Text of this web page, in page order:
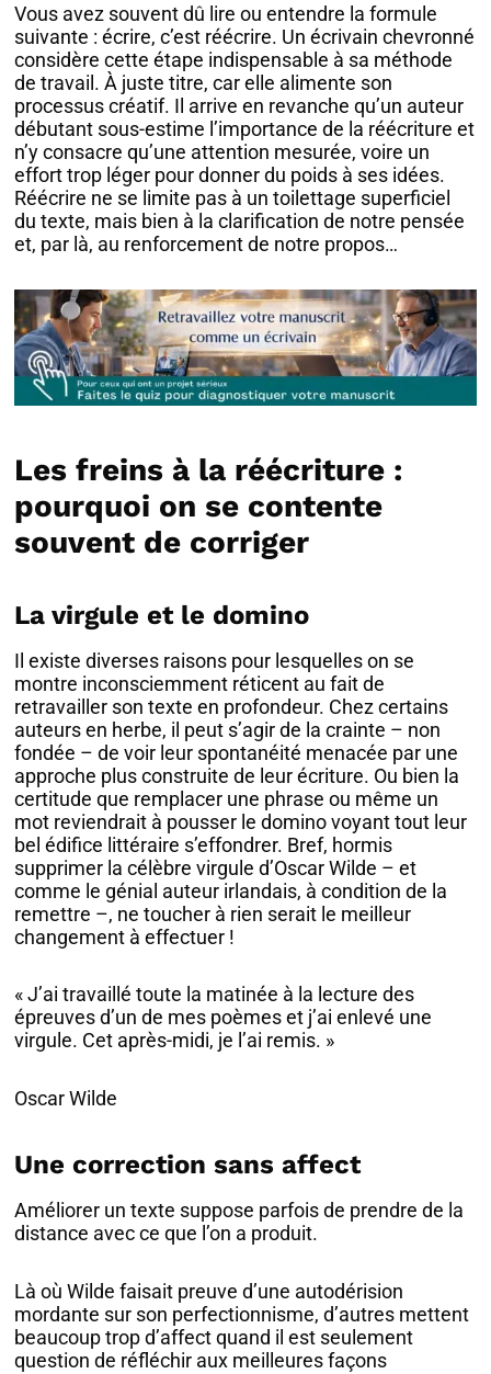
Vous avez souvent dû lire ou entendre la formule
suivante : écrire, c’est réécrire. Un écrivain chevronné
considère cette étape indispensable à sa méthode
de travail. À juste titre, car elle alimente son
processus créatif. Il arrive en revanche qu’un auteur
débutant sous-estime l’importance de la réécriture et
n’y consacre qu’une attention mesurée, voire un
effort trop léger pour donner du poids à ses idées.
Réécrire ne se limite pas à un toilettage superficiel
du texte, mais bien à la clarification de notre pensée
et, par là, au renforcement de notre propos…
Les freins à la réécriture :
pourquoi on se contente
souvent de corriger
La virgule et le domino
Il existe diverses raisons pour lesquelles on se
montre inconsciemment réticent au fait de
retravailler son texte en profondeur. Chez certains
auteurs en herbe, il peut s’agir de la crainte – non
fondée – de voir leur spontanéité menacée par une
approche plus construite de leur écriture. Ou bien la
certitude que remplacer une phrase ou même un
mot reviendrait à pousser le domino voyant tout leur
bel édifice littéraire s’effondrer. Bref, hormis
supprimer la célèbre virgule d’Oscar Wilde – et
comme le génial auteur irlandais, à condition de la
remettre –, ne toucher à rien serait le meilleur
changement à effectuer !
« J’ai travaillé toute la matinée à la lecture des
épreuves d’un de mes poèmes et j’ai enlevé une
virgule. Cet après-midi, je l’ai remis. »
Oscar Wilde
Une correction sans affect
Améliorer un texte suppose parfois de prendre de la
distance avec ce que l’on a produit.
Là où Wilde faisait preuve d’une autodérision
mordante sur son perfectionnisme, d’autres mettent
beaucoup trop d’affect quand il est seulement
question de réfléchir aux meilleures façons